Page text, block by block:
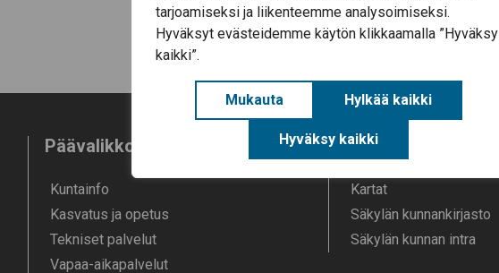
tarjoamiseksi ja liikenteemme analysoimiseksi.
Hyväksyt evästeidemme käytön klikkaamalla ”Hyväksy
kaikki”.
Mukauta Hylkää kaikki
Hyväksy kaikki
Päävalikko
Kunta­info
Kasvatus ja opetus
Tekniset palvelut
Vapaa-aika­palvelut
Oikopolut
Kartat
Säkylän kunnankirjasto
Säkylän kunnan intra